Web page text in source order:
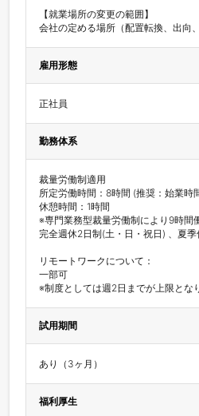
【就業場所の変更の範囲】
会社の定める場所（配置転換、出向
雇用形態
正社員
勤務体系
裁量労働制適用
所定労働時間：8時間 (推奨：始業時
休憩時間：1時間
※専門業務型裁量労働制により9時間
完全週休2日制(土・日・祝日) 、夏
リモートワークについて：
一部可
※制度としては週2日までが上限とな
試用期間
あり（3ヶ月）
福利厚生